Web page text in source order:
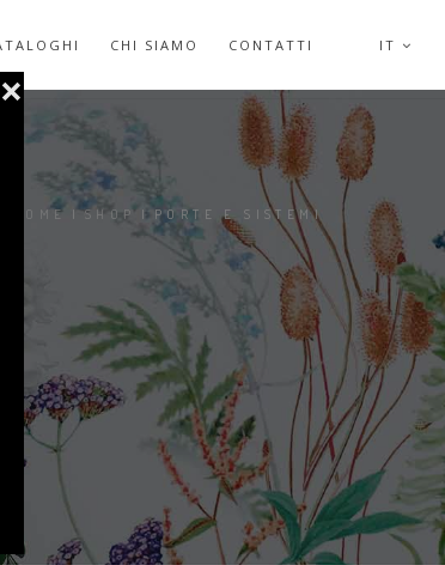
IT
CHI SIAMO CONTATTI
HOME | SHOP | PORTE E SISTEMI